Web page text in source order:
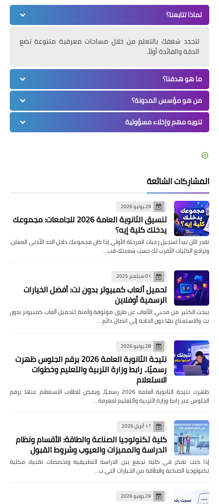
لماذا تتابعنا؟
لتجدد شغفك بالتعلم من خلال مساحات معرفية متنوعة تضع
الدقة والفائدة أولاً.
ما هو هدفنا؟
من هو مؤسس المدونة؟
تنويه مهم وإخلاء مسؤولية
المشاركات الشائعة
29 يوليو 2026
تنسيق الثانوية العامة 2026 للجامعات: مجموعك
يدخلك كلية إيه؟
تقدر الآن تبدأ تسجيل رغبات المرحلة الأولى إذا كان مجموعك داخل الحد الأدنى المعلن،
وتراجع الكليات الأقرب لك حسب شعبتك قب…
01 سبتمبر 2025
تحميل ألعاب كمبيوتر بدون نت: أفضل الخيارات
الرسمية أوفلاين
يبحث الكثير من محبي الألعاب عن طرق موثوقة وآمنة لتحميل ألعاب كمبيوتر بدون
نت والاستمتاع بها دون الحاجة إلى اتصال دائم …
28 يوليو 2026
نتيجة الثانوية العامة 2026 برقم الجلوس ظهرت
رسميًا.. رابط وزارة التربية والتعليم وخطوات
الاستعلام
ظهرت نتيجة الثانوية العامة 2026 رسميًا، ويمكن للطلاب الاستعلام عنها برقم
الجلوس عبر رابط وزارة التربية والتعليم لمعرفة …
17 أبريل 2026
كلية تكنولوجيا الصناعة والطاقة: الأقسام ونظام
الدراسة والمميزات والعيوب وشروط القبول
إذا كنت تفكر في كلية تجمع بين الدراسة التطبيقية وتخصصات تقنية، فكلية
تكنولوجيا الصناعة والطاقة من الخيارات التي ت…
29 يونيو 2026